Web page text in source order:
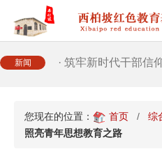
新闻
· 2026年干部培训
· 筑牢新时代干部信
您现在的位置： 首页 综
照亮青年思想教育之路